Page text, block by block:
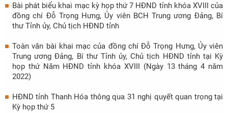
Bài phát biểu khai mạc kỳ họp thứ 7 HĐND tỉnh khóa XVIII của
đồng chí Đỗ Trọng Hưng, Ủy viên BCH Trung ương Đảng, Bí
thư Tỉnh ủy, Chủ tịch HĐND tỉnh
Toàn văn bài khai mạc của đồng chí Đỗ Trọng Hưng, Ủy viên
Trung ương Đảng, Bí thư Tỉnh ủy, Chủ tịch HĐND tỉnh tại Kỳ
họp thứ Năm HĐND tỉnh khóa XVIII (Ngày 13 tháng 4 năm
2022)
HĐND tỉnh Thanh Hóa thông qua 31 nghị quyết quan trọng tại
Kỳ họp thứ 5